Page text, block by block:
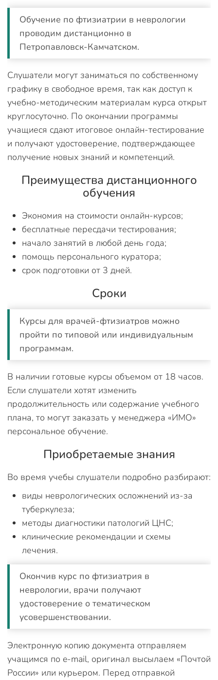
Обучение по фтизиатрии в неврологии
проводим дистанционно в
Петропавловск-Камчатском.
Слушатели могут заниматься по собственному
графику в свободное время, так как доступ к
учебно-методическим материалам курса открыт
круглосуточно. По окончании программы
учащиеся сдают итоговое онлайн-тестирование
и получают удостоверение, подтверждающее
получение новых знаний и компетенций.
Преимущества дистанционного
обучения
Экономия на стоимости онлайн-курсов;
бесплатные пересдачи тестирования;
начало занятий в любой день года;
помощь персонального куратора;
срок подготовки от 3 дней.
Сроки
Курсы для врачей-фтизиатров можно
пройти по типовой или индивидуальным
программам.
В наличии готовые курсы объемом от 18 часов.
Если слушатели хотят изменить
продолжительность или содержание учебного
плана, то могут заказать у менеджера «ИМО»
персональное обучение.
Приобретаемые знания
Во время учебы слушатели подробно разбирают:
виды неврологических осложнений из-за
туберкулеза;
методы диагностики патологий ЦНС;
клинические рекомендации и схемы
лечения.
Окончив курс по фтизиатрия в
неврологии, врачи получают
удостоверение о тематическом
усовершенствовании.
Электронную копию документа отправляем
учащимся по e-mail, оригинал высылаем «Почтой
России» или курьером. Перед отправкой